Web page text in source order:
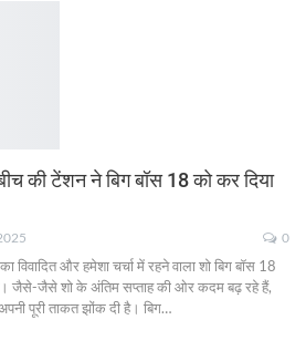
की टेंशन ने बिग बॉस 18 को कर दिया
0
विवादित और हमेशा चर्चा में रहने वाला शो बिग बॉस 18
जैसे-जैसे शो के अंतिम सप्ताह की ओर कदम बढ़ रहे हैं,
पूरी ताकत झोंक दी है। बिग…